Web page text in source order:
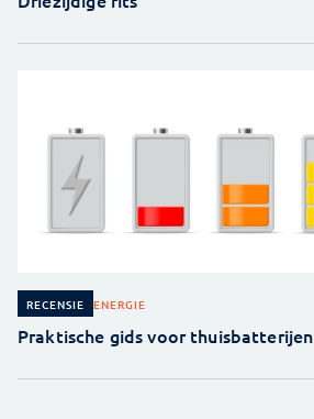
RECENSIE ENERGIE
Praktische gids voor thuisbatterijen